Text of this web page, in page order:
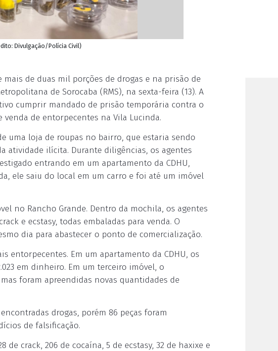
Divulgação/Polícia Civil)
de duas mil porções de drogas e na prisão de
de Sorocaba (RMS), na sexta-feira (13). A
cumprir mandado de prisão temporária contra o
de entorpecentes na Vila Lucinda.
uma loja de roupas no bairro, que estaria sendo
atividade ilícita. Durante diligências, os agentes
entrando em um apartamento da CDHU,
ele saiu do local em um carro e foi até um imóvel
no Rancho Grande. Dentro da mochila, os agentes
e ecstasy, todas embaladas para venda. O
dia para abastecer o ponto de comercialização.
entorpecentes. Em um apartamento da CDHU, os
em dinheiro. Em um terceiro imóvel, o
foram apreendidas novas quantidades de
drogas, porém 86 peças foram
de falsificação.
de crack, 206 de cocaína, 5 de ecstasy, 32 de haxixe e